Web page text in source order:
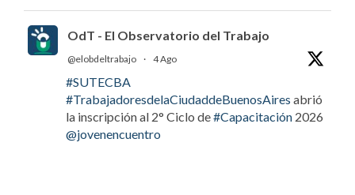
OdT - El Observatorio del Trabajo
@elobdeltrabajo · 4 Ago
#SUTECBA
#TrabajadoresdelaCiudaddeBuenosAires abrió
la inscripción al 2° Ciclo de#Capacitación 2026
@jovenencuentro